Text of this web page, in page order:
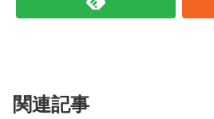
関連記事